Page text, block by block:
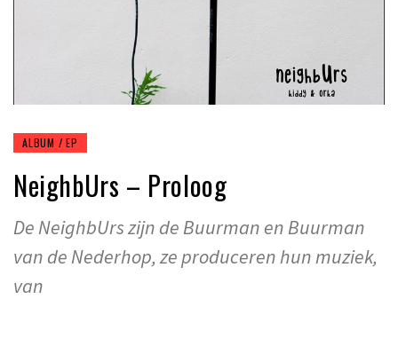
ALBUM / EP
NeighbUrs – Proloog
De NeighbUrs zijn de Buurman en Buurman
van de Nederhop, ze produceren hun muziek,
van